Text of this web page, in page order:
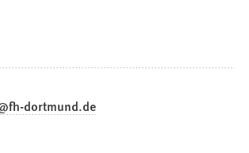
fh-dortmund de